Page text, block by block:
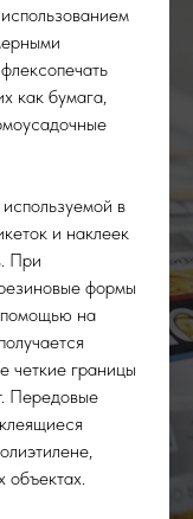
как бумага,
в
и наклеек
При
формы
на
четкие границы
Передовые
объектах.